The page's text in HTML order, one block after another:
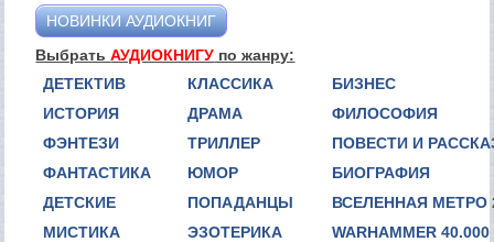
НОВИНКИ АУДИОКНИГ
ВыбратьАУДИОКНИГУ по жанру:
ДЕТЕКТИВ
ИСТОРИЯ
ФЭНТЕЗИ
ФАНТАСТИКА
ДЕТСКИЕ
МИСТИКА
КЛАССИКА
ДРАМА
ТРИЛЛЕР
ЮМОР
ПОПАДАНЦЫ
ЭЗОТЕРИКА
БИЗНЕС
ФИЛОСОФИЯ
ПОВЕСТИ И
БИОГРАФИЯ
ВСЕЛЕННАЯ МЕТРО
WARHAMMER 40.000